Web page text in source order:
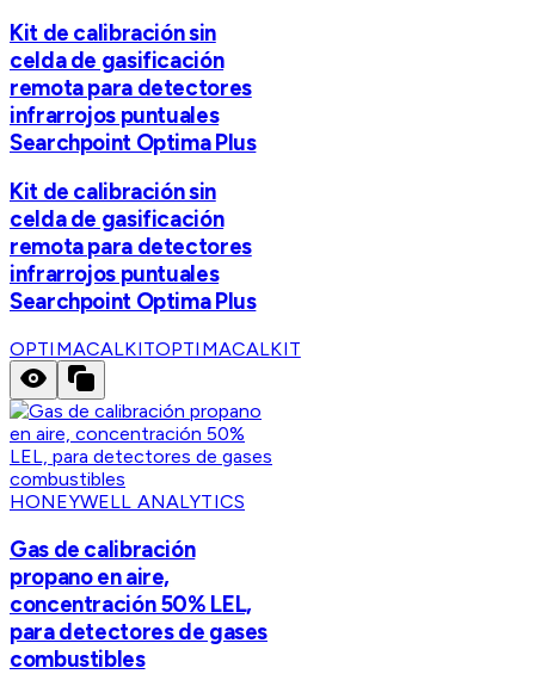
Kit de calibración sin
celda de gasificación
remota para detectores
infrarrojos puntuales
Searchpoint Optima Plus
Kit de calibración sin
celda de gasificación
remota para detectores
infrarrojos puntuales
Searchpoint Optima Plus
OPTIMACALKITOPTIMACALKIT
HONEYWELL ANALYTICS
Gas de calibración
propano en aire,
concentración 50% LEL,
para detectores de gases
combustibles